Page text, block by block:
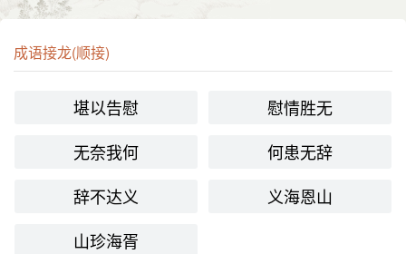
成语接龙(顺接)
堪以告慰
慰情胜无
无奈我何
何患无辞
辞不达义
义海恩山
山珍海胥